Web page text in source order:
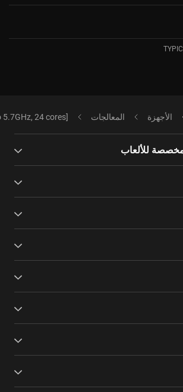
الأجهزة المعالجات 24 cores]
للألعاب